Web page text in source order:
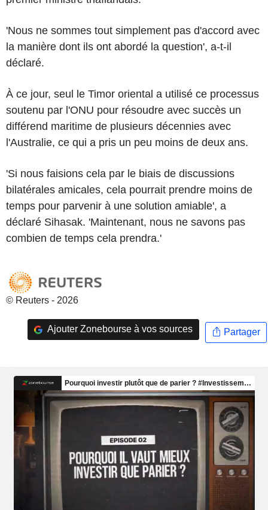
'Nous ne sommes tout simplement pas d'accord avec
la manière dont ils ont abordé la question', a-t-il
déclaré.
À ce jour, seul le Timor oriental a utilisé ce processus
soutenu par l'ONU pour résoudre avec succès un
différend maritime de plusieurs décennies avec
l'Australie, ce qui a pris un peu moins de deux ans.
'Si nous faisions cela par le biais de discussions
bilatérales amicales, cela pourrait prendre moins de
temps pour parvenir à une solution amiable', a
déclaré Sihasak. 'Maintenant, nous ne savons pas
combien de temps cela prendra.'
© Reuters - 2026
Ajouter Zonebourse à vos sources Partager